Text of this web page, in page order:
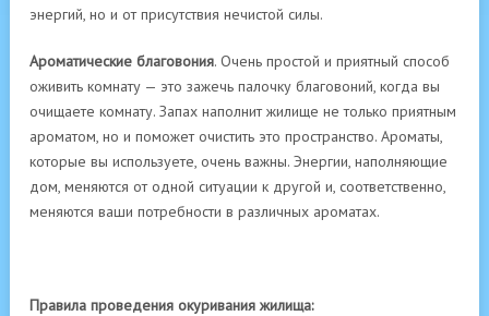
энергий, но и от присутствия нечистой силы.
Ароматические благовония. Очень простой и приятный способ
оживить комнату — это зажечь палочку благовоний, когда вы
очищаете комна­ту. Запах наполнит жилище не только приятным
ароматом, но и поможет очистить это пространство. Ароматы,
которые вы ис­пользуете, очень важны. Энергии, наполняющие
дом, ме­няются от одной ситуации к другой и, соответственно,
меняются ваши потребности в различ­ных ароматах.
Правила проведения окуривания жилища: